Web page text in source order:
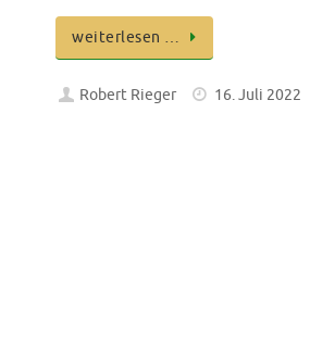
weiterlesen …
Robert Rieger 16. Juli 2022